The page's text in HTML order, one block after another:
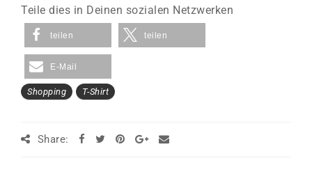
Teile dies in Deinen sozialen Netzwerken
teilen teilen
E-Mail
Shopping T-Shirt
Share: